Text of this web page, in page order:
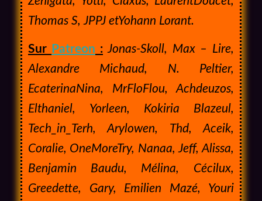
Thomas S, JPPJ etYohann Lorant.
Sur Patreon : Jonas-Skoll, Max – Lire,
Alexandre Michaud, N. Peltier,
EcaterinaNina, MrFloFlou, Achdeuzos,
Elthaniel, Yorleen, Kokiria Blazeul,
Tech_in_Terh, Arylowen, Thd, Aceik,
Coralie, OneMoreTry, Nanaa, Jeff, Alissa,
Benjamin Baudu, Mélina, Cécilux,
Greedette, Gary, Emilien Mazé, Youri